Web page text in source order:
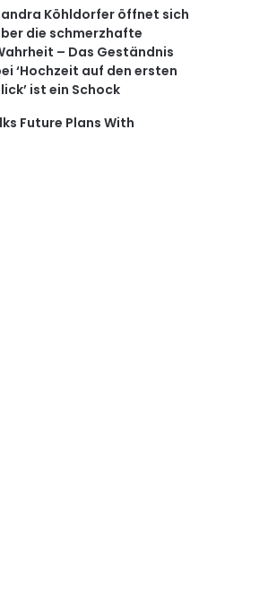
Köhldorfer öffnet sich
die schmerzhafte
– Das Geständnis
‘Hochzeit auf den ersten
ist ein Schock
Future Plans With